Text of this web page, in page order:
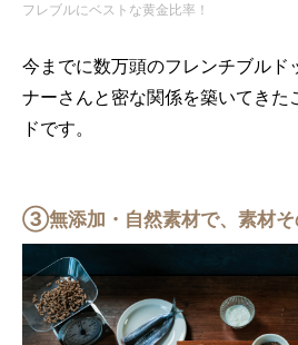
フレブルにベストな黄金比率！
今までに数万頭のフレンチブルド
ナーさんと密な関係を築いてきた
ドです。
③無添加・自然素材で、素材そ